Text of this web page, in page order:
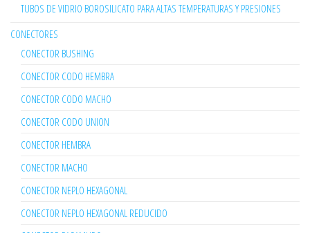
TUBOS DE VIDRIO BOROSILICATO PARA ALTAS TEMPERATURAS Y PRESIONES
CONECTORES
CONECTOR BUSHING
CONECTOR CODO HEMBRA
CONECTOR CODO MACHO
CONECTOR CODO UNION
CONECTOR HEMBRA
CONECTOR MACHO
CONECTOR NEPLO HEXAGONAL
CONECTOR NEPLO HEXAGONAL REDUCIDO